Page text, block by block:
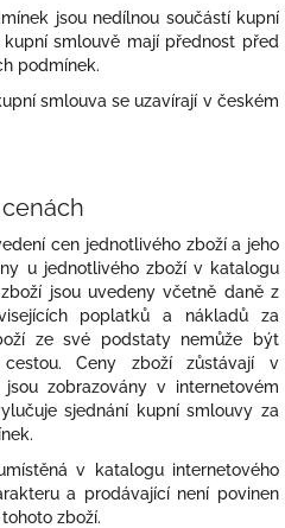
jsou nedílnou součástí kupní
smlouvě mají přednost před
podmínek.
smlouva se uzavírají v českém
cen jednotlivého zboží a jeho
u jednotlivého zboží v katalogu
jsou uvedeny včetně daně z
poplatků a nákladů za
ze své podstaty nemůže být
Ceny zboží zůstávají v
zobrazovány v internetovém
sjednání kupní smlouvy za
v katalogu internetového
a prodávající není povinen
zboží.